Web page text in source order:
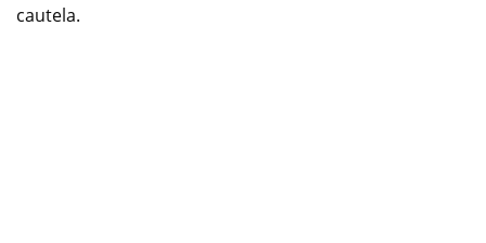
cautela.